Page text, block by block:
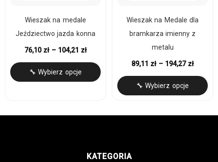
Wieszak na medale
Jeździectwo jazda konna
76,10 zł – 104,21 zł
🔧 Wybierz opcje
Wieszak na Medale dla
bramkarza imienny z
metalu
89,11 zł – 194,27 zł
🔧 Wybierz opcje
KATEGORIA